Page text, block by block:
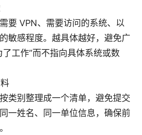
要 VPN、需要访问的系统、以
敏感程度。越具体越好，避免广
了工作”而不指向具体系统或数
类别整理成一个清单，避免提交
一姓名、同一单位信息，确保前